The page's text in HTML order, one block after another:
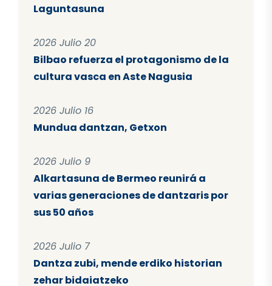
Laguntasuna
2026 Julio 20
Bilbao refuerza el protagonismo de la
cultura vasca en Aste Nagusia
2026 Julio 16
Mundua dantzan, Getxon
2026 Julio 9
Alkartasuna de Bermeo reunirá a
varias generaciones de dantzaris por
sus 50 años
2026 Julio 7
Dantza zubi, mende erdiko historian
zehar bidaiatzeko